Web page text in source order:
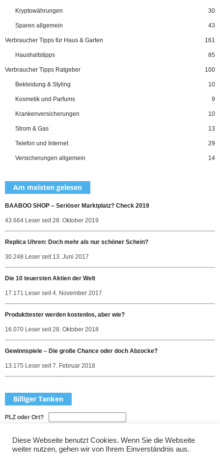
Kryptowährungen 30
Sparen allgemein 43
Verbraucher Tipps für Haus & Garten 161
Haushaltstipps 85
Verbraucher Tipps Ratgeber 100
Bekleidung & Styling 10
Kosmetik und Parfums 9
Krankenversicherungen 10
Strom & Gas 13
Telefon und Internet 29
Versicherungen allgemein 14
Am meisten gelesen
BAABOO SHOP – Seriöser Marktplatz? Check 2019
43.664 Leser seit 28. Oktober 2019
Replica Uhren: Doch mehr als nur schöner Schein?
30.248 Leser seit 13. Juni 2017
Die 10 teuersten Aktien der Welt
17.171 Leser seit 4. November 2017
Produkttester werden kostenlos, aber wie?
16.070 Leser seit 28. Oktober 2018
Gewinnspiele – Die große Chance oder doch Abzocke?
13.175 Leser seit 7. Februar 2018
Billiger Tanken
PLZ oder Ort?
Welche Sorte?
Diese Webseite benutzt Cookies. Wenn Sie die Webseite
weiter nutzen, gehen wir von Ihrem Einverständnis aus.